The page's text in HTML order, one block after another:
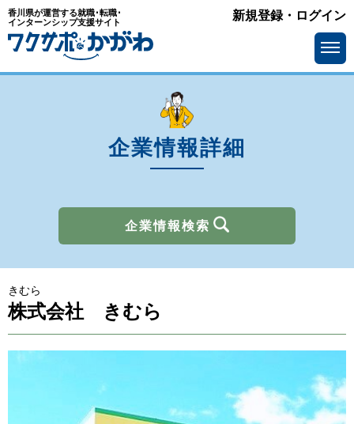
香川県が運営する就職･転職･
インターンシップ支援サイト
新規登録・ログイン
企業情報詳細
企業情報検索
業種を選ぶ
メーカー
で選ぶ
きむら
株式会社 きむら